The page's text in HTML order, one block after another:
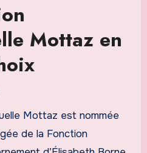
Mottaz en
Mottaz est nommée
de la Fonction